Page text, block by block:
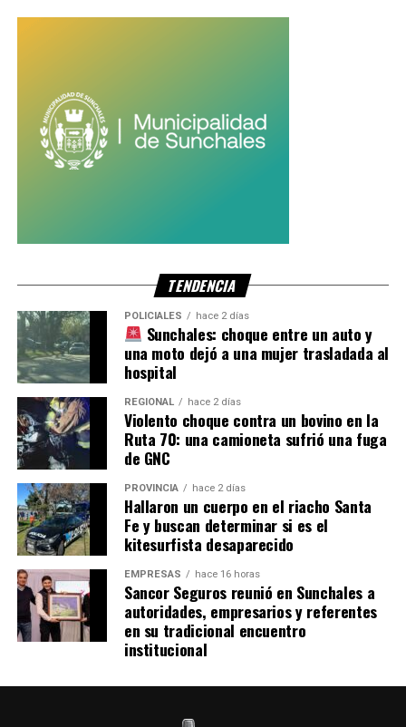
TENDENCIA
POLICIALES hace 2 días
Sunchales: choque entre un auto y
una moto dejó a una mujer trasladada al
hospital
REGIONAL hace 2 días
Violento choque contra un bovino en la
Ruta 70: una camioneta sufrió una fuga
de GNC
PROVINCIA hace 2 días
Hallaron un cuerpo en el riacho Santa
Fe y buscan determinar si es el
kitesurfista desaparecido
EMPRESAS hace 16 horas
Sancor Seguros reunió en Sunchales a
autoridades, empresarios y referentes
en su tradicional encuentro
institucional